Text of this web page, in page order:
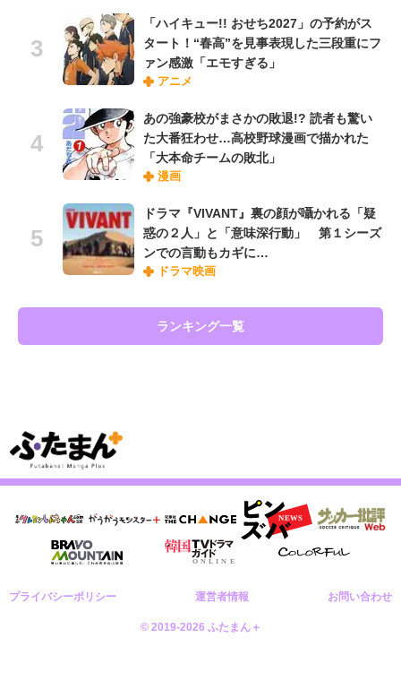
「ハイキュー!! おせち2027」の予約がス
タート！“春高”を見事表現した三段重にフ
ァン感激「エモすぎる」
アニメ
あの強豪校がまさかの敗退!? 読者も驚い
た大番狂わせ…高校野球漫画で描かれた
「大本命チームの敗北」
漫画
ドラマ『VIVANT』裏の顔が囁かれる「疑
惑の２人」と「意味深行動」 第１シーズ
ンでの言動もカギに…
ドラマ映画
ランキング一覧
プライバシーポリシー 運営者情報 お問い合わせ
© 2019-2026 ふたまん＋